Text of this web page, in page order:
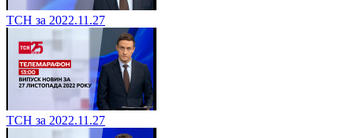
ТСН за 2022.11.27
ТСН за 2022.11.27